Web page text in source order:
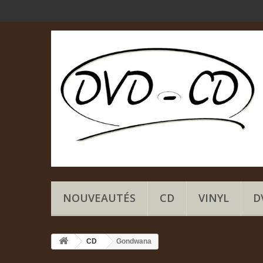
NOUVEAUTÉS CD VINYL
CD Gondwana